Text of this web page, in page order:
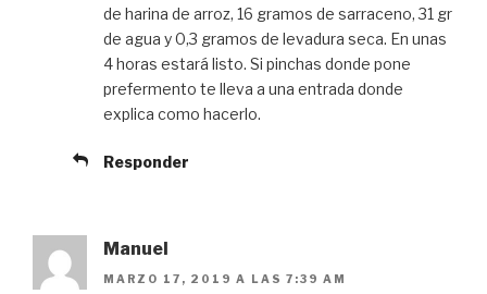
de harina de arroz, 16 gramos de sarraceno, 31 gr
de agua y 0,3 gramos de levadura seca. En unas
4 horas estará listo. Si pinchas donde pone
prefermento te lleva a una entrada donde
explica como hacerlo.
Responder
Manuel
MARZO 17, 2019 A LAS 7:39 AM